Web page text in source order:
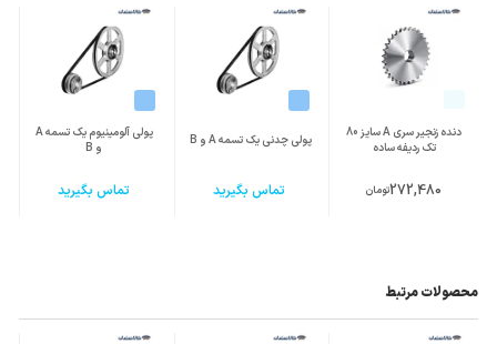
دنده زنجیر سری A سایز 80
تک ردیفه ساده
272,480تومان
پولی چدنی یک تسمه A و B
تماس بگیرید
پولی آلومینیوم یک تسمه A
و B
تماس بگیرید
محصولات مرتبط